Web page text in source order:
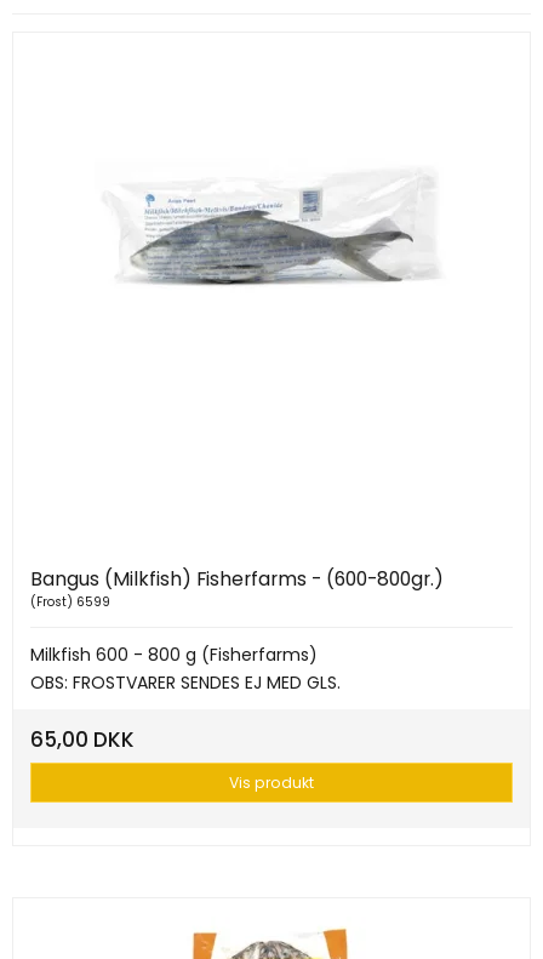
Bangus (Milkfish) Fisherfarms - (600-800gr.)
(Frost) 6599
Milkfish 600 - 800 g (Fisherfarms)
OBS: FROSTVARER SENDES EJ MED GLS.
65,00 DKK
Vis produkt